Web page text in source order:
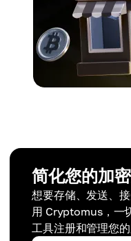
简化您的加
想要存储、发送、
用 Cryptomus，一
工具注册和管理您的